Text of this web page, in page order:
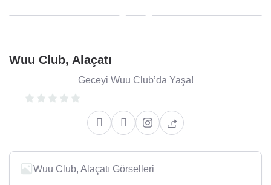
Wuu Club, Alaçatı
Geceyi Wuu Club’da Yaşa!
Wuu Club, Alaçatı Görselleri